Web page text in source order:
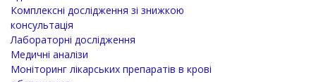
Комплексні дослідження зі знижкою
консультація
Лабораторні дослідження
Медичні аналізи
Моніторинг лікарських препаратів в крові